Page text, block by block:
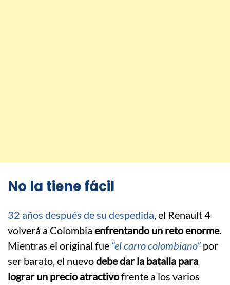
No la tiene fácil
32 años después de su despedida, el Renault 4
volverá a Colombia enfrentando un reto enorme.
Mientras el original fue “el carro colombiano” por
ser barato, el nuevodebe dar la batalla para
lograr un precio atractivofrente a los varios